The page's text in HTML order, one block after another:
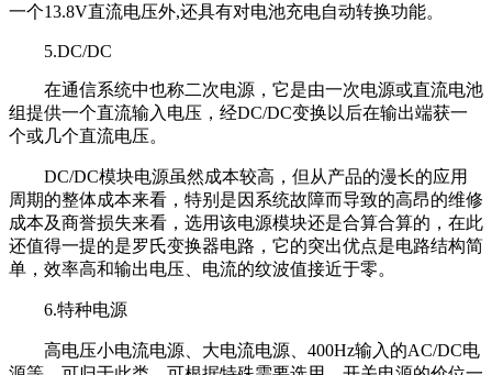
一个13.8V直流电压外,还具有对电池充电自动转换功能。
5.DC/DC
在通信系统中也称二次电源，它是由一次电源或直流电池
组提供一个直流输入电压，经DC/DC变换以后在输出端获一
个或几个直流电压。
DC/DC模块电源虽然成本较高，但从产品的漫长的应用
周期的整体成本来看，特别是因系统故障而导致的高昂的维修
成本及商誉损失来看，选用该电源模块还是合算合算的，在此
还值得一提的是罗氏变换器电路，它的突出优点是电路结构简
单，效率高和输出电压、电流的纹波值接近于零。
6.特种电源
高电压小电流电源、大电流电源、400Hz输入的AC/DC电